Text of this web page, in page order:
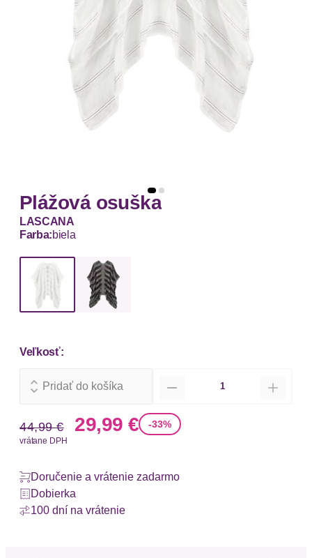
Plážová osuška
LASCANA
Farba:biela
Veľkosť:
Pridať do košíka
Stará cena
44,99 € Nová cena
29,99 € -33%
vrátane DPH
Doručenie a vrátenie zadarmo
Dobierka
100 dní na vrátenie